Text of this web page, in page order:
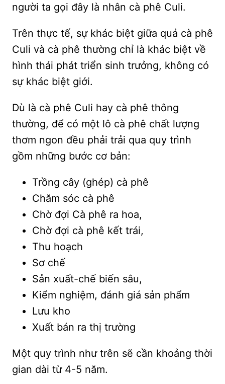
người ta gọi đây là nhân cà phê Culi.
Trên thực tế, sự khác biệt giữa quả cà phê
Culi và cà phê thường chỉ là khác biệt về
hình thái phát triển sinh trưởng, không có
sự khác biệt giới.
Dù là cà phê Culi hay cà phê thông
thường, để có một lô cà phê chất lượng
thơm ngon đều phải trải qua quy trình
gồm những bước cơ bản:
Trồng cây (ghép) cà phê
Chăm sóc cà phê
Chờ đợi Cà phê ra hoa,
Chờ đợi cà phê kết trái,
Thu hoạch
Sơ chế
Sản xuất-chế biến sâu,
Kiểm nghiệm, đánh giá sản phẩm
Lưu kho
Xuất bán ra thị trường
Một quy trình như trên sẽ cần khoảng thời
gian dài từ 4-5 năm.